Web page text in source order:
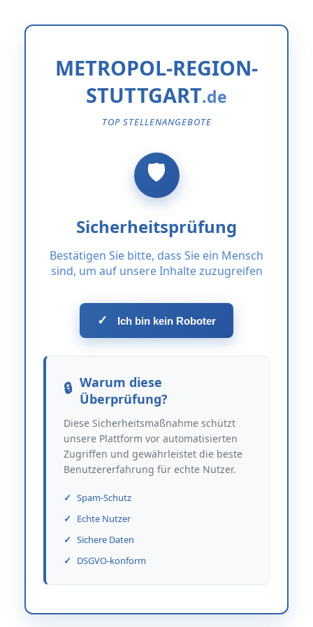
METROPOL-REGION-
STUTTGART
TOP STELLENANGEBOTE
Sicherheitsprüfung
Bestätigen Sie bitte, dass Sie ein Mensch
sind, um auf unsere Inhalte zuzugreifen
✓ Ich bin kein Roboter
Warum diese
Überprüfung?
Diese Sicherheitsmaßnahme schützt
unsere Plattform vor automatisierten
Zugriffen und gewährleistet die beste
Benutzererfahrung für echte Nutzer.
Spam-Schutz
Echte Nutzer
Sichere Daten
DSGVO-konform